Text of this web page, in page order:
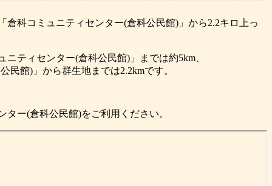
倉科コミュニティセンター(倉科公民館)」から2.2キロ上っ
ティセンター(倉科公民館)」までは約5km、
民館)」から群生地までは2.2kmです。
ー(倉科公民館)をご利用ください。